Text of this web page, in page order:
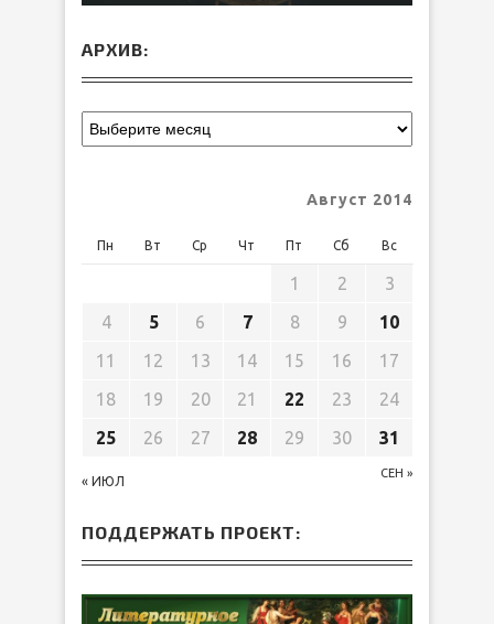
АРХИВ:
Август 2014
Пн Вт Ср Чт Пт Сб Вс
« ИЮЛ
СЕН »
1 2
3
4
5 6 7 8 9
10
11
12 13 14 15 16
17
18
19 20 21 22 23
24
25
26 27 28 29 30 31
ПОДДЕРЖАТЬ ПРОЕКТ: